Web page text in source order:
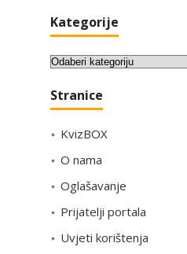
Kategorije
K
t
g
i
j
Stranice
KvizBOX
O nama
Oglašavanje
Prijatelji portala
Uvjeti korištenja